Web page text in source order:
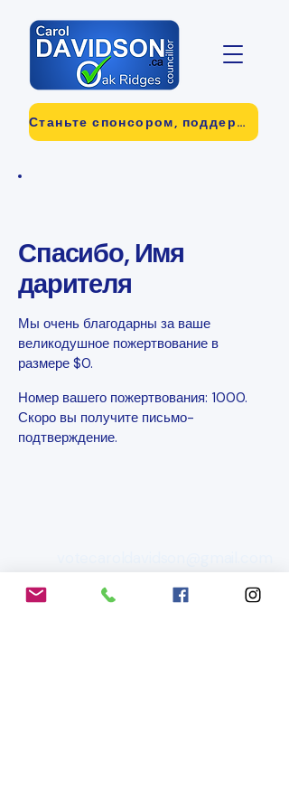
Станьте спонсором, поддержав нас за 25 долларов.
Спасибо, Имя
дарителя
Мы очень благодарны за ваше
великодушное пожертвование в
размере $0.
Номер вашего пожертвования: 1000.
Скоро вы получите письмо-
подтверждение.
437-433-1962